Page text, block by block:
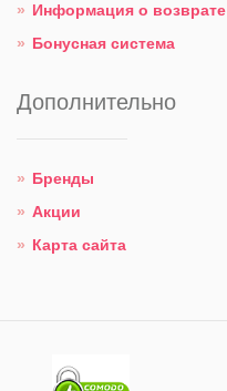
Информация о возврате
Бонусная система
Дополнительно
Бренды
Акции
Карта сайта